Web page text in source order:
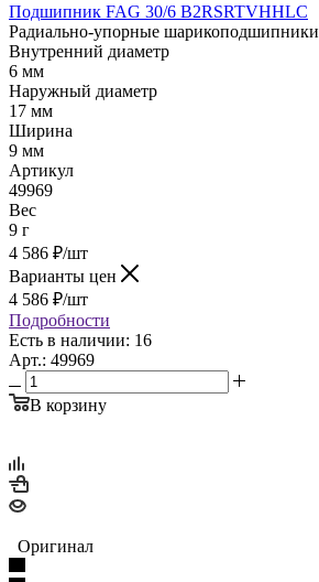
Подшипник FAG 30/6 B2RSRTVHHLC
Радиально-упорные шарикоподшипники
Внутренний диаметр
6 мм
Наружный диаметр
17 мм
Ширина
9 мм
Артикул
49969
Вес
9 г
4 586 ₽/шт
Варианты цен
4 586 ₽/шт
Подробности
Есть в наличии: 16
Арт.: 49969
В корзину
Оригинал